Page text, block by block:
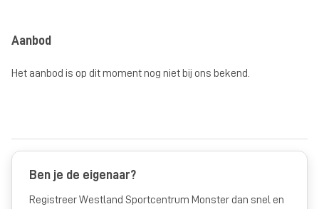
Aanbod
Het aanbod is op dit moment nog niet bij ons bekend.
Ben je de eigenaar?
Registreer Westland Sportcentrum Monster dan snel en